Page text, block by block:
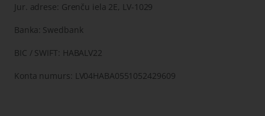
Jur. adrese: Grenču iela 2E, LV-1029
Banka: Swedbank
BIC / SWIFT: HABALV22
Konta numurs: LV04HABA0551052429609